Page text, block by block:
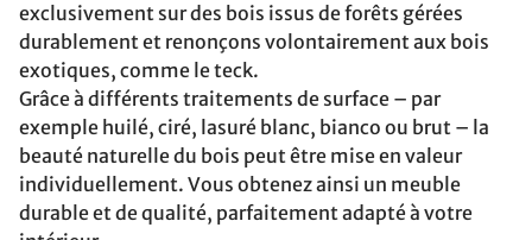
exclusivement sur des bois issus de forêts gérées
durablement et renonçons volontairement aux bois
exotiques, comme le teck.
Grâce à différents traitements de surface – par
exemple huilé, ciré, lasuré blanc, bianco ou brut – la
beauté naturelle du bois peut être mise en valeur
individuellement. Vous obtenez ainsi un meuble
durable et de qualité, parfaitement adapté à votre